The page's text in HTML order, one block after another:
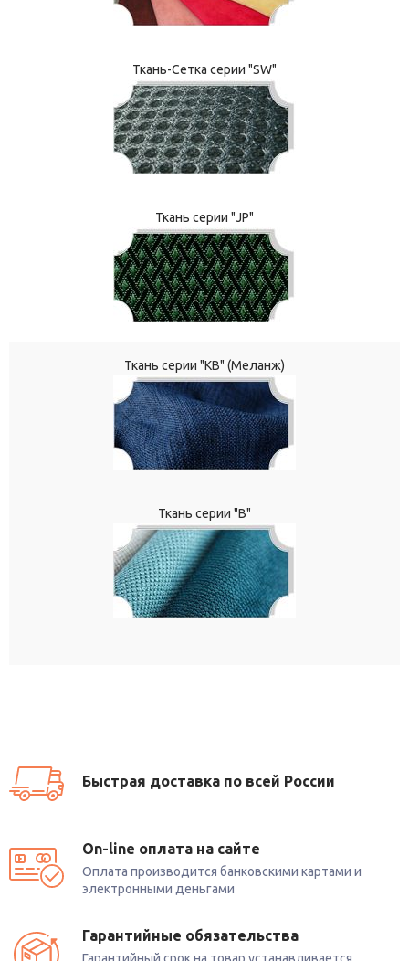
Ткань-Сетка серии "SW"
Ткань серии "JP"
Ткань серии "КВ" (Меланж)
Ткань серии "В"
Быстрая доставка по всей России
On-line оплата на сайте
Оплата производится банковскими картами и
электронными деньгами
Гарантийные обязательства
Гарантийный срок на товар устанавливается